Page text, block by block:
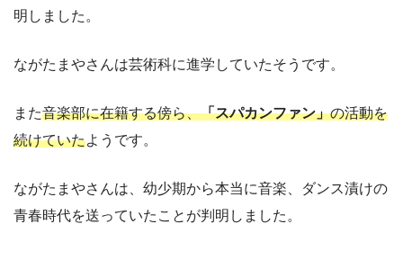
明しました。
ながたまやさんは芸術科に進学していたそうです。
また音楽部に在籍する傍ら、「スパカンファン」の活動を
続けていたようです。
ながたまやさんは、幼少期から本当に音楽、ダンス漬けの
青春時代を送っていたことが判明しました。